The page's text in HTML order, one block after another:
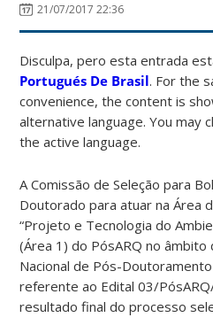
21/07/2017 22:36
Disculpa, pero esta entrada
Portugués De Brasil. For the
convenience, the content is
alternative language. You may
the active language.
A Comissão de Seleção para
Doutorado para atuar na Área
“Projeto e Tecnologia do
(Área 1) do PósARQ no âmbito
Nacional de Pós-
referente ao Edital 03/
resultado final do processo